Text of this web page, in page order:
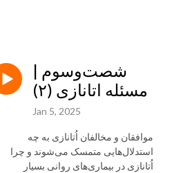
شصت‌و‌سوم |
مسئله اتانازی (۲)
Jan 5, 2025
موافقان و مخالفان اُتانازی به چه
استدلال‌هایی متمسک می‌شوند و چرا
اُتانازی در بیماری‌های روانی بسیار